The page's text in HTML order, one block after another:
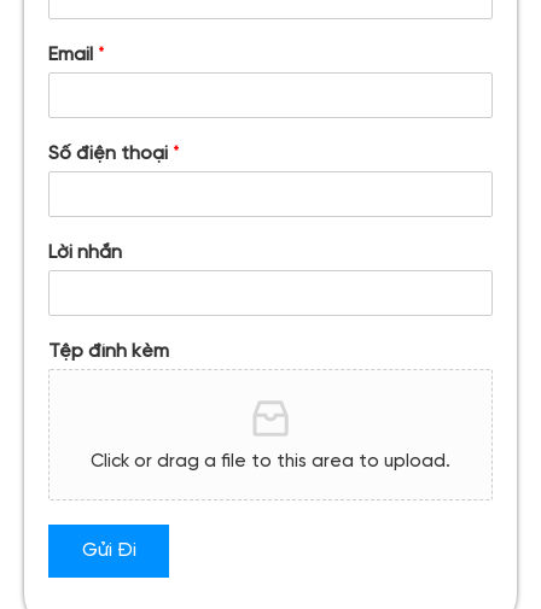
Email *
Số điện thoại *
Lời nhắn
Tệp đính kèm
Click or drag a file to this area to upload.
Gửi Đi